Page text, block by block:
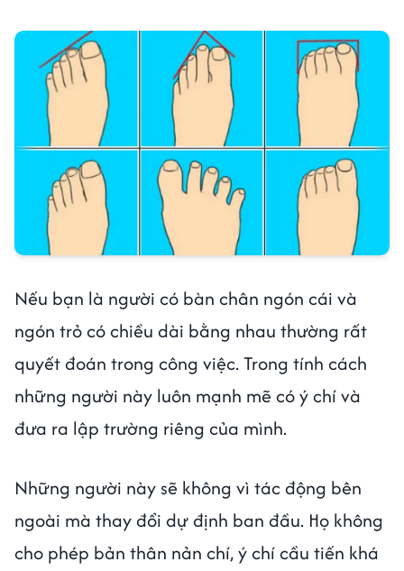
Nếu bạn là người có bàn chân ngón cái và
ngón trỏ có chiều dài bằng nhau thường rất
quyết đoán trong công việc. Trong tính cách
những người này luôn mạnh mẽ có ý chí và
đưa ra lập trường riêng của mình.
Những người này sẽ không vì tác động bên
ngoài mà thay đổi dự định ban đầu. Họ không
cho phép bản thân nản chí, ý chí cầu tiến khá